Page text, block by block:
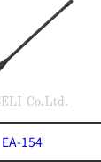
EA-154